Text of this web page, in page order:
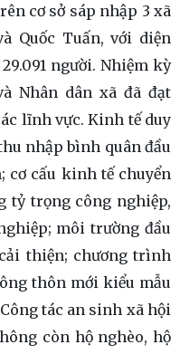
cơ sở sáp nhập 3 xã
Quốc Tuấn, với diện
người. Nhiệm kỳ
Nhân dân xã đã đạt
lĩnh vực. Kinh tế duy
nhập bình quân đầu
cơ cấu kinh tế chuyển
tỷ trọng công nghiệp,
môi trường đầu
thiện; chương trình
thôn mới kiểu mẫu
tác an sinh xã hội
còn hộ nghèo, hộ